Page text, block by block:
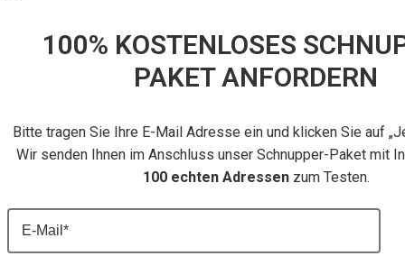
100% KOSTENLOSES
PAKET ANFORDERN
Bitte tragen Sie Ihre E-Mail Adresse ein und klicken Sie auf
Wir senden Ihnen im Anschluss unser Schnupper-Paket mit
100 echten Adressenzum Testen.